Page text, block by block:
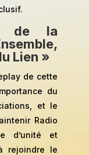
de la
Lien »
de cette
du
et le
Radio
d’unité et
rejoindre le